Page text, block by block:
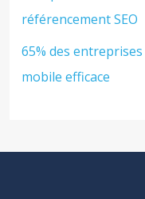
référencement SEO
65% des
mobile efficace